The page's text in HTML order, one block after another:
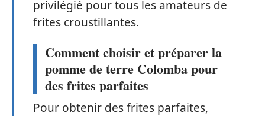
privilégié pour tous les amateurs de
frites croustillantes.
Comment choisir et préparer la
pomme de terre Colomba pour
des frites parfaites
Pour obtenir des frites parfaites,